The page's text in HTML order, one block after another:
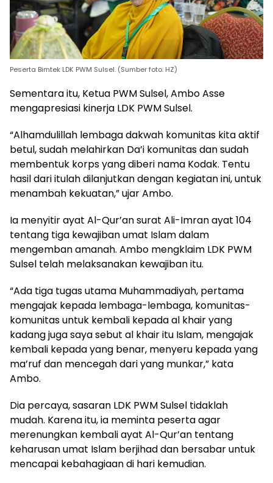
Peserta Bimtek LDK PWM Sulsel. (Sumber foto: HZ)
Sementara itu, Ketua PWM Sulsel, Ambo Asse
mengapresiasi kinerja LDK PWM Sulsel.
“Alhamdulillah lembaga dakwah komunitas kita aktif
betul, sudah melahirkan Da’i komunitas dan sudah
membentuk korps yang diberi nama Kodak. Tentu
hasil dari itulah dilanjutkan dengan kegiatan ini, untuk
menambah kekuatan,” ujar Ambo.
Ia menyitir ayat Al-Qur’an surat Ali-Imran ayat 104
tentang tiga kewajiban umat Islam dalam
mengemban amanah. Ambo mengklaim LDK PWM
Sulsel telah melaksanakan kewajiban itu.
“Ada tiga tugas utama Muhammadiyah, pertama
mengajak kepada lembaga-lembaga, komunitas-
komunitas untuk kembali kepada al khair yang
kadang juga saya sebut al khair itu Islam, mengajak
kembali kepada yang benar, menyeru kepada yang
ma’ruf dan mencegah dari yang munkar,” kata
Ambo.
Dia percaya, sasaran LDK PWM Sulsel tidaklah
mudah. Karena itu, ia meminta peserta agar
merenungkan kembali ayat Al-Qur’an tentang
keharusan umat Islam berjihad dan bersabar untuk
mencapai kebahagiaan di hari kemudian.